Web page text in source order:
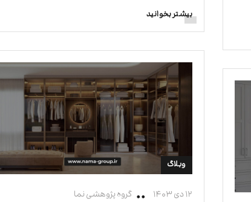
بیشتر بخوانید
وبلاگ
۱۲ دی ۱۴۰۳ گروه پژوهشی نما